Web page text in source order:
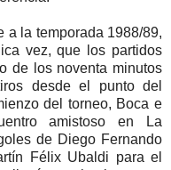
a la temporada 1988/89,
vez, que los partidos
de los noventa minutos
desde el punto del
del torneo, Boca e
amistoso en La
de Diego Fernando
Félix Ubaldi para el